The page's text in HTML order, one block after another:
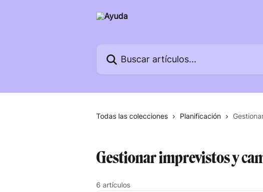
Todas las colecciones Planificación
Gestionar imprevistos y
6 artículos